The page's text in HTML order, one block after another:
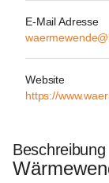
E-Mail Adresse
Website
https://
Beschreibung